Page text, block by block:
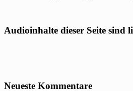
Audioinhalte dieser Seite sind
Neueste Kommentare